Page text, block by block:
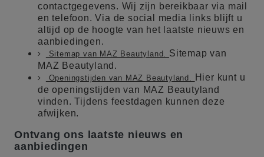
contactgegevens. Wij zijn bereikbaar via mail
en telefoon. Via de social media links blijft u
altijd op de hoogte van het laatste nieuws en
aanbiedingen.
Sitemap van MAZ Beautyland. Sitemap van
MAZ Beautyland.
Openingstijden van MAZ Beautyland.
Hier kunt u
de openingstijden van MAZ Beautyland
vinden. Tijdens feestdagen kunnen deze
afwijken.
Ontvang ons laatste nieuws en
aanbiedingen